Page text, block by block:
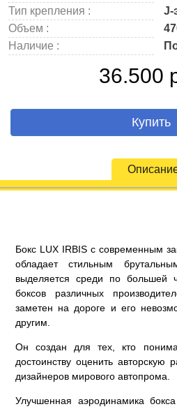
Тип крепления :
J-
Объем :
Наличие :
36.500
Бокс LUX IRBIS с современным
обладает стильным
выделяется среди по большей
боксов различных
заметен на дороге и его
другим.
Он создан для тех, кто
достоинству оценить авторскую
дизайнеров мирового автопрома.
Улучшенная аэродинамика